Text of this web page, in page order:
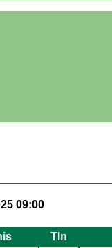
09:00
Tln